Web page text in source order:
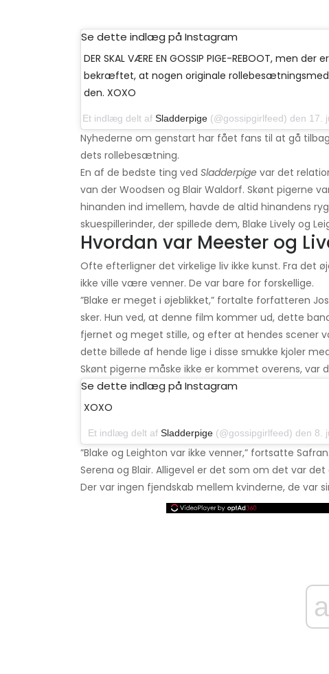
Se dette indlæg på Instagram
DER SKAL VÆRE EN GOSSIP PIGE-REBOOT, men der
bekræftet, at nogen originale
den. XOXO
Et indlæg delt af Sladderpige(@gossipgirlfeed) den 17.
Nyhederne om genstart har fået fans til at gå
dets rollebesætning.
En af de bedste ting ved Sladderpige var det
van der Woodsen og Blair Waldorf. Skønt pigerne
hinanden ind imellem, havde de altid hinandens
skuespillerinder, der spillede dem, Blake Lively og
Hvordan var Meester og
Ofte efterligner det virkelige liv ikke kunst. Fra det
ikke ville være venner. De var bare for forskellige.
”Blake er meget i øjeblikket,” fortalte forfatteren
sker. Hun ved, at denne film kommer ud, dette
fjernet og meget stille, og efter at hendes scener
dette billede af hende lige i disse smukke kjoler
Skønt pigerne måske ikke er kommet overens,
Se dette indlæg på Instagram
XOXO
Et indlæg delt af Sladderpige(@gossipgirlfeed) den 8.
”Blake og Leighton var ikke venner,” fortsatte
Serena og Blair. Alligevel er det som om det var
Der var ingen fjendskab mellem kvinderne, de var